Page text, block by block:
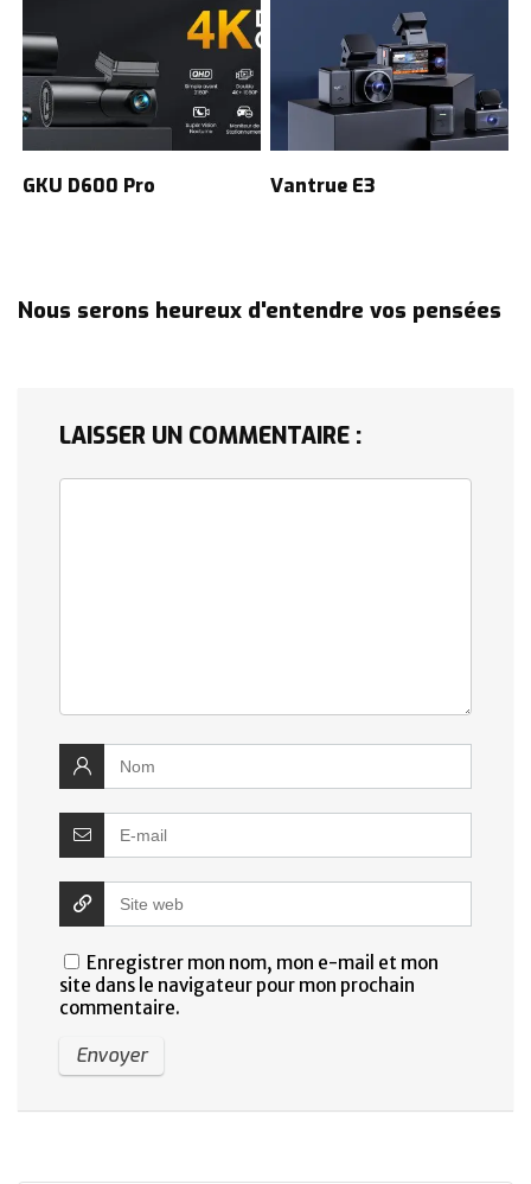
GKU D600 Pro Vantrue E3
Nous serons heureux d'entendre vos pensées
LAISSER UN COMMENTAIRE :
Enregistrer mon nom, mon e-mail et mon
site dans le navigateur pour mon prochain
commentaire.